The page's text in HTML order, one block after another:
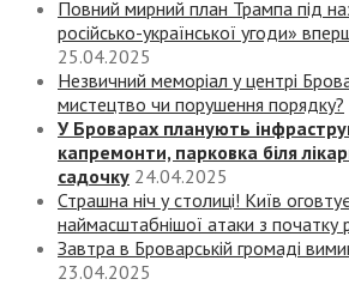
Повний мирний план Трампа під
російсько-української угоди»
25.04.2025
Незвичний меморіал у центрі
мистецтво чи порушення порядку?
У Броварах планують
капремонти, парковка біля
садочку 24.04.2025
Страшна ніч у столиці! Київ
наймасштабнішої атаки з початку
Завтра в Броварській громаді
23.04.2025